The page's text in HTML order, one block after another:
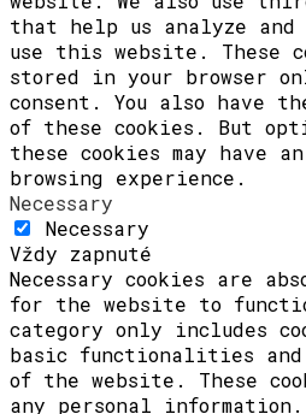
that help us analyze and
use this website. These
stored in your browser
consent. You also have
of these cookies. But
these cookies may have
browsing experience.
Necessary
Necessary
Vždy zapnuté
Necessary cookies are
for the website to
category only includes
basic functionalities
of the website. These
any personal information.